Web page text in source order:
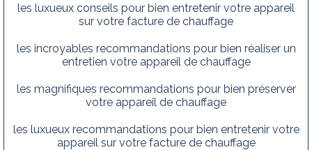
les luxueux conseils pour bien entretenir votre appareil
sur votre facture de chauffage
les incroyables recommandations pour bien réaliser un
entretien votre appareil de chauffage
les magnifiques recommandations pour bien préserver
votre appareil de chauffage
les luxueux recommandations pour bien entretenir votre
appareil sur votre facture de chauffage